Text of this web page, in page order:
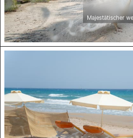
Majestätischer
Strandliegen und